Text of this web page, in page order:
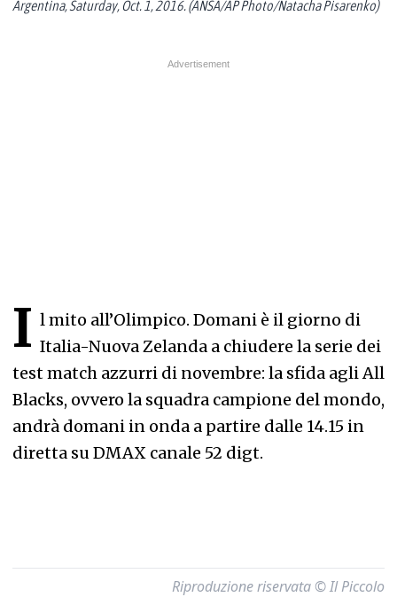
Argentina, Saturday, Oct. 1, 2016. (ANSA/AP Photo/Natacha Pisarenko)
I l mito all’Olimpico. Domani è il giorno di
Italia-Nuova Zelanda a chiudere la serie dei
test match azzurri di novembre: la sfida agli All
Blacks, ovvero la squadra campione del mondo,
andrà domani in onda a partire dalle 14.15 in
diretta su DMAX canale 52 digt.
Riproduzione riservata © Il Piccolo